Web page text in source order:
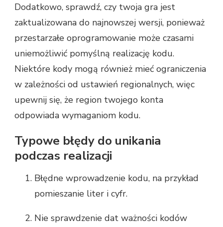
Dodatkowo, sprawdź, czy twoja gra jest
zaktualizowana do najnowszej wersji, ponieważ
przestarzałe oprogramowanie może czasami
uniemożliwić pomyślną realizację kodu.
Niektóre kody mogą również mieć ograniczenia
w zależności od ustawień regionalnych, więc
upewnij się, że region twojego konta
odpowiada wymaganiom kodu.
Typowe błędy do unikania
podczas realizacji
Błędne wprowadzenie kodu, na przykład
pomieszanie liter i cyfr.
Nie sprawdzenie dat ważności kodów